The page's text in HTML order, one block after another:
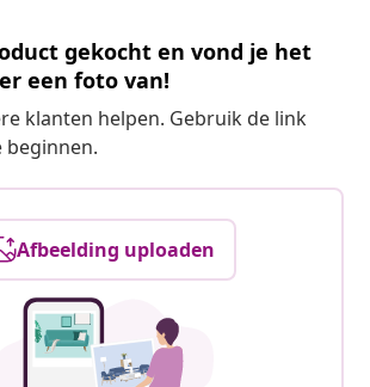
gekocht en vond je het
een foto van!
klanten helpen. Gebruik de link
Afbeelding uploaden